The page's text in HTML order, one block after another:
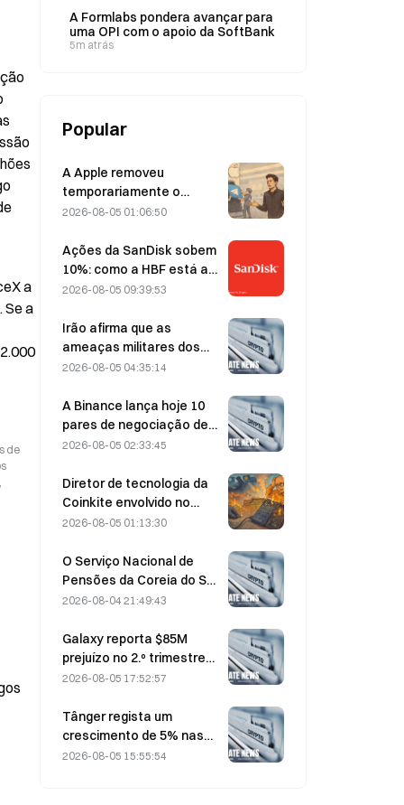
a
Se a
de
no 2.º semestre
A Formlabs pondera avançar para
uma OPI com o apoio da SoftBank
5m atrás
Popular
A Apple removeu
temporariamente o
Telegram devido a
sexual infantil (CSAM);
Durov rejeitou a alegação,
afirmando que se tratou
segurança»
2026-08-05 01:06:50
Ações da SanDisk sobem
10%: como a HBF está a
iniciar um novo ciclo de
poderão os resultados
financeiros validar a tese
de crescimento?
2026-08-05 09:39:53
Irão afirma que as
ameaças militares dos
EUA atrasam o acordo
de Ormuz, em 5 de agosto
2026-08-05 04:35:14
A Binance lança hoje 10
pares de negociação de
bStocks às 20:00 (UTC+8),
a 0.
2026-08-05 02:33:45
Diretor de tecnologia da
Coinkite envolvido no
incidente relacionado
na Coldcard, que
desencadeou quatro
ondas de ataques e
dólares
2026-08-05 01:13:30
O Serviço Nacional de
Pensões da Coreia do Sul
muda para ações mais
em meio à volatilidade do
mercado
2026-08-04 21:49:43
Galaxy reporta $85M
prejuízo no 2.º trimestre
de 2026; receitas ficam
abaixo do esperado,
ações caem 7,23%
2026-08-05 17:52:57
Tânger regista um
crescimento de 5% nas
vendas, impulsionado pelo
2026-08-05 15:55:54